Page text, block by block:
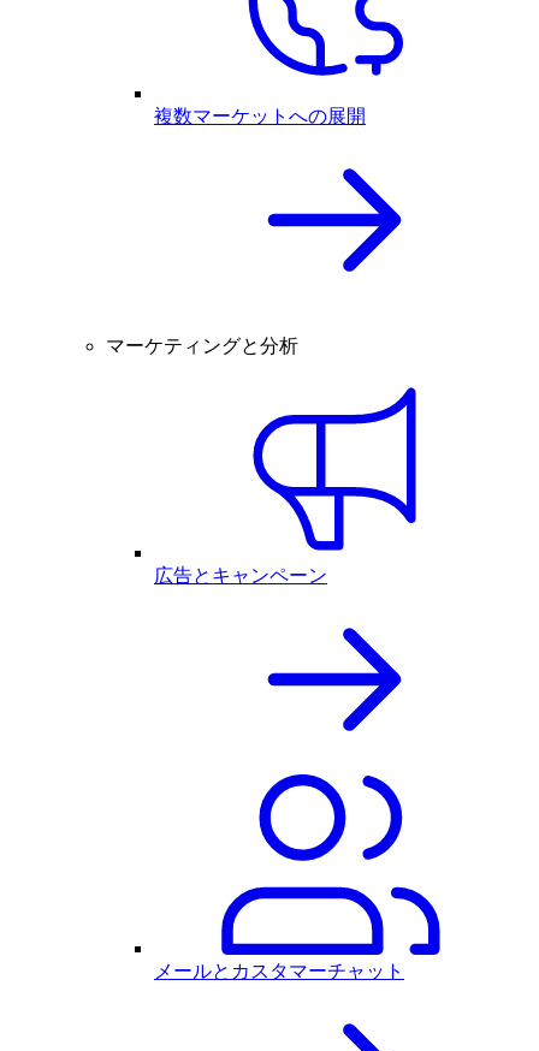
複数マーケットへの展開
マーケティングと分析
広告とキャンペーン
メールとカスタマーチャット